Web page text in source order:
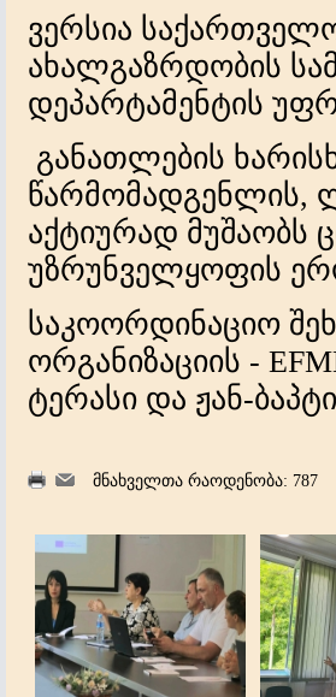
ვერსია
ახალგაზრდობის
დეპარტამენტის
განათლების
წარმომადგენლის,
აქტიურად მუშაობს
უზრუნველყოფის
საკოორდინაციო
ორგანიზაციის -
ტერასი და ჟან-
მნახველთა რაოდენობა: 787